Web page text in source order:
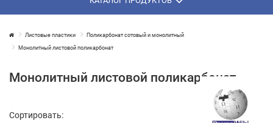
Листовые пластики Поликарбонат сотовый и монолитный
Монолитный листовой поликарбонат
Монолитный листовой поликарбонат
Сортировать: